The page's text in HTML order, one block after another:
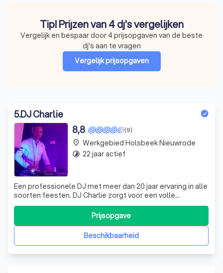
Tip! Prijzen van 4 dj's vergelijken
Vergelijk en bespaar door 4 prijsopgaven van de beste
dj's aan te vragen
Vergelijk prijsopgaven
5.DJ Charlie
(9)
8,8
Een professionele DJ met meer dan 20 jaar ervaring in alle
soorten feesten. DJ Charlie zorgt voor een volle
dansvloer met de juiste sfeer. Ervaring in alle
muziekstijlen en hij leest het publiek.
Beschikbaarheid
Prijsopgave
place Werkgebied Holsbeek Nieuwrode
timelapse 22 jaar actief